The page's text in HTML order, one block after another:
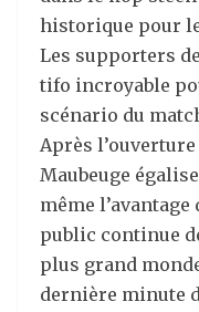
historique pour
Les supporters
tifo incroyable
scénario du
Après
Maubeuge
même
public continue
plus grand
dernière minute